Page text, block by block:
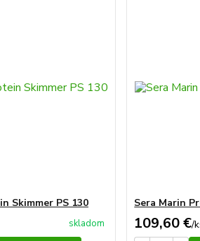
Skimmer PS 130
skladom
Sera Marin
109,60 €/